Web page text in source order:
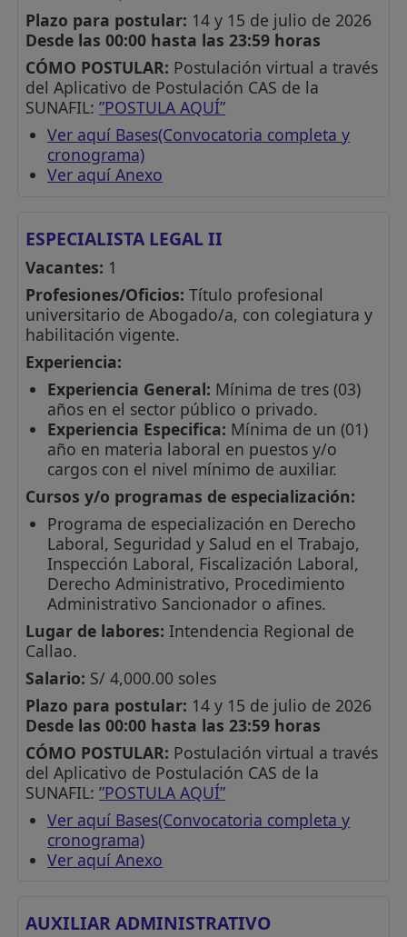
Plazo para postular: 14 y 15 de julio de 2026
Desde las 00:00 hasta las 23:59 horas
CÓMO POSTULAR: Postulación virtual a través
del Aplicativo de Postulación CAS de la
SUNAFIL:”POSTULA AQUÍ”
Ver aquí Bases(Convocatoria completa y
cronograma)
Ver aquí Anexo
ESPECIALISTA LEGAL II
Vacantes: 1
Profesiones/Oficios: Título profesional
universitario de Abogado/a, con colegiatura y
habilitación vigente.
Experiencia:
Experiencia General: Mínima de tres (03)
años en el sector público o privado.
Experiencia Especifica: Mínima de un (01)
año en materia laboral en puestos y/o
cargos con el nivel mínimo de auxiliar.
Cursos y/o programas de especialización:
Programa de especialización en Derecho
Laboral, Seguridad y Salud en el Trabajo,
Inspección Laboral, Fiscalización Laboral,
Derecho Administrativo, Procedimiento
Administrativo Sancionador o afines.
Lugar de labores: Intendencia Regional de
Callao.
Salario: S/ 4,000.00 soles
Plazo para postular: 14 y 15 de julio de 2026
Desde las 00:00 hasta las 23:59 horas
CÓMO POSTULAR: Postulación virtual a través
del Aplicativo de Postulación CAS de la
SUNAFIL:”POSTULA AQUÍ”
Ver aquí Bases(Convocatoria completa y
cronograma)
Ver aquí Anexo
AUXILIAR ADMINISTRATIVO